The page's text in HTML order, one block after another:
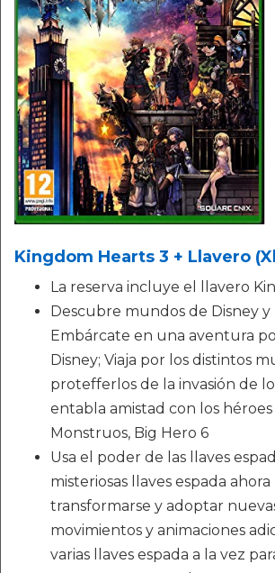
Kingdom Hearts 3 + Llavero
La reserva incluye el llavero
Descubre mundos de Disney y
Embárcate en una aventura
Disney; Viaja por los distintos
protefferlos de la invasión de
entabla amistad con los héroes
Monstruos, Big Hero 6
Usa el poder de las llaves
misteriosas llaves espada
transformarse y adoptar
movimientos y animaciones
varias llaves espada a la vez